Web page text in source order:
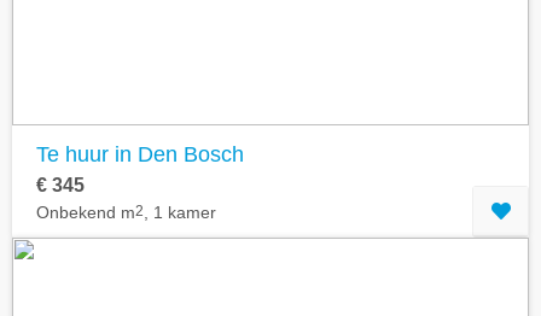
Te huur in Den Bosch
€ 345
Onbekend m2 , 1 kamer